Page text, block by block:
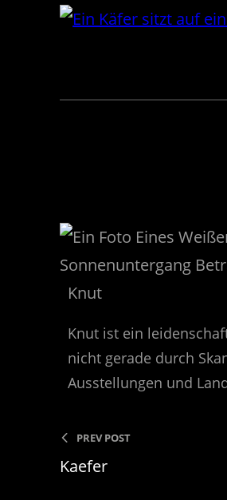
Knut
Knut ist ein
nicht gerade durch
Ausstellungen und
PREV POST
Kaefer